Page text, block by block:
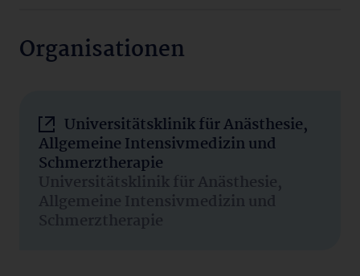
Organisationen
Universitätsklinik für Anästhesie,
Allgemeine Intensivmedizin und
Schmerztherapie
Universitätsklinik für Anästhesie,
Allgemeine Intensivmedizin und
Schmerztherapie